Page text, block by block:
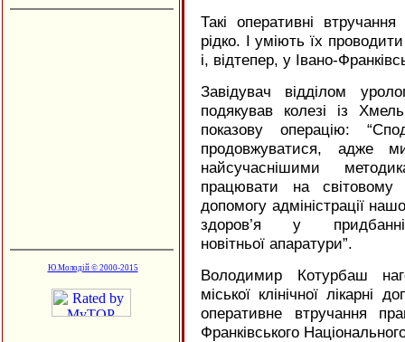
Ю.Молодій © 2000-2015
Такі оперативні
рідко. І уміють їх
і, відтепер, у Івано-
Завідувач відділом
подякував колезі із
показову операцію:
продовжуватися, адже
найсучаснішими
працювати на
допомогу адміністрації
здоров’я у
новітньої апаратури”.
Володимир Котурбаш
міської клінічної лікарні
оперативне втручання
Франківського